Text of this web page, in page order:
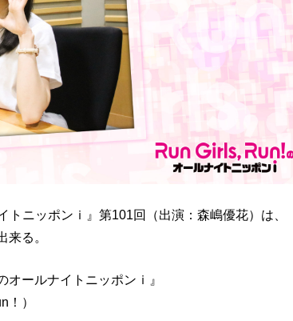
ニッポンｉ』第101回（出演：森嶋優花）は、
来る。
ールナイトニッポンｉ』
！）